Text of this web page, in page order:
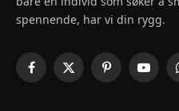
spennende, har vi din rygg.
Facebook
X
Pinterest